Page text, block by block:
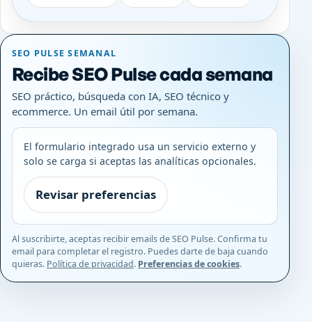
SEO PULSE SEMANAL
Recibe SEO Pulse cada semana
SEO práctico, búsqueda con IA, SEO técnico y
ecommerce. Un email útil por semana.
El formulario integrado usa un servicio externo y
solo se carga si aceptas las analíticas opcionales.
Revisar preferencias
Al suscribirte, aceptas recibir emails de SEO Pulse. Confirma tu
email para completar el registro. Puedes darte de baja cuando
quieras. Política de privacidad. Preferencias de cookies.